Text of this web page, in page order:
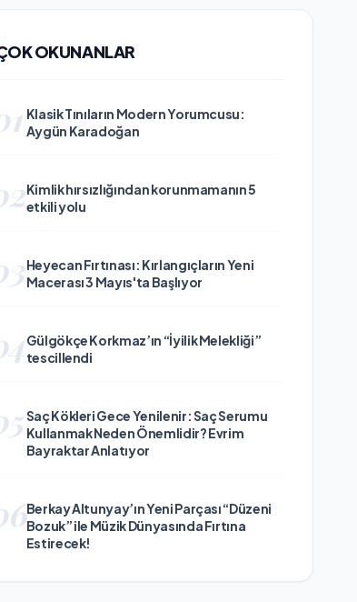
OKUNANLAR
Klasik Tınıların Modern Yorumcusu:
Aygün Karadoğan
Kimlik hırsızlığından korunmamanın 5
etkili yolu
Heyecan Fırtınası: Kırlangıçların Yeni
Macerası 3 Mayıs'ta Başlıyor
Gülgökçe Korkmaz’ın “İyilik Melekliği”
tescillendi
Saç Kökleri Gece Yenilenir: Saç Serumu
Kullanmak Neden Önemlidir? Evrim
Bayraktar Anlatıyor
Berkay Altunyay’ın Yeni Parçası “Düzeni
Bozuk” ile Müzik Dünyasında Fırtına
Estirecek!